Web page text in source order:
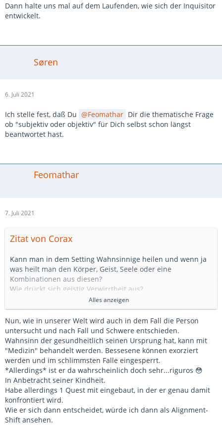
Dann halte uns mal auf dem Laufenden, wie sich der Inquisitor
entwickelt.
Søren
6. Juli 2021
Ich stelle fest, daß Du Feomathar Dir die thematische Frage
ob "subjektiv oder objektiv" für Dich selbst schon längst
beantwortet hast.
Feomathar
7. Juli 2021
Zitat von Corax
Kann man in dem Setting Wahnsinnige heilen und wenn ja
was heilt man den Körper, Geist, Seele oder eine
Kombinationen aus diesen?
Wie drückt sich geistig Verwirrtheit aus?
Sind Wesen die sich unter Kontrolle haben,wie
beispielsweise Banditen oder Auftragsmörder, in den Augen
des Inquisitors böse oder nur ein natürlicher Teil der Welt?
Dann halte uns mal auf dem Laufenden, wie sich der
Inquisitor entwickelt.
Alles anzeigen
Nun, wie in unserer Welt wird auch in dem Fall die Person
untersucht und nach Fall und Schwere entschieden.
Wahnsinn der gesundheitlich seinen Ursprung hat, kann mit
"Medizin" behandelt werden. Bessesene können exorziert
werden und im schlimmsten Falle eingesperrt.
*Allerdings* ist er da wahrscheinlich doch sehr...riguros 😳
In Anbetracht seiner Kindheit.
Habe allerdings 1 Quest mit eingebaut, in der er genau damit
konfrontiert wird.
Wie er sich dann entscheidet, würde ich dann als Alignment-
Shift ansehen.